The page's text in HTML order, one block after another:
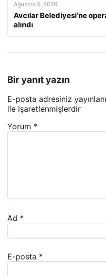
Ağustos 5, 2026
Avcılar Belediyesi’ne
alındı
Bir yanıt yazın
E-posta adresiniz
ile işaretlenmişlerdir
Yorum *
Ad *
E-posta *